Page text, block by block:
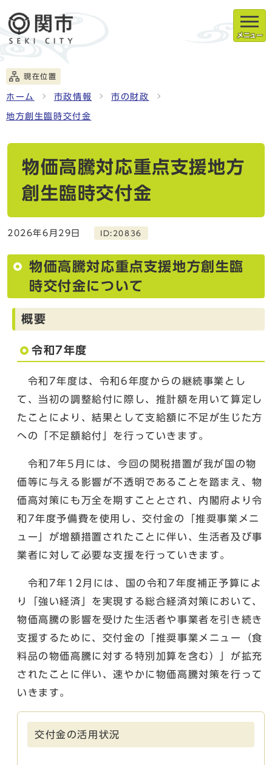
メニュー
現在位置
ホーム 市政情報 市の財政
地方創生臨時交付金
物価高騰対応重点支援地方
創生臨時交付金
2026年6月29日 ID:20836
物価高騰対応重点支援地方創生臨
時交付金について
概要
令和7年度
令和7年度は、令和6年度からの継続事業とし
て、当初の調整給付に際し、推計額を用いて算定し
たことにより、結果として支給額に不足が生じた方
への「不足額給付」を行っていきます。
令和7年5月には、今回の関税措置が我が国の物
価等に与える影響が不透明であることを踏まえ、物
価高対策にも万全を期すこととされ、内閣府より令
和7年度予備費を使用し、交付金の「推奨事業メニ
ュー」が増額措置されたことに伴い、生活者及び事
業者に対して必要な支援を行っていきます。
令和7年12月には、国の令和7年度補正予算によ
り「強い経済」を実現する総合経済対策において、
物価高騰の影響を受けた生活者や事業者を引き続き
支援するために、交付金の「推奨事業メニュー（食
料品の物価高騰に対する特別加算を含む）」が拡充
されたことに伴い、速やかに物価高騰対策を行って
いきます。
交付金の活用状況